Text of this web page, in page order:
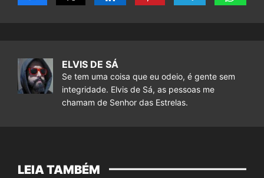
ELVIS DE SÁ
Se tem uma coisa que eu odeio, é gente sem
integridade. Elvis de Sá, as pessoas me
chamam de Senhor das Estrelas.
LEIA TAMBÉM